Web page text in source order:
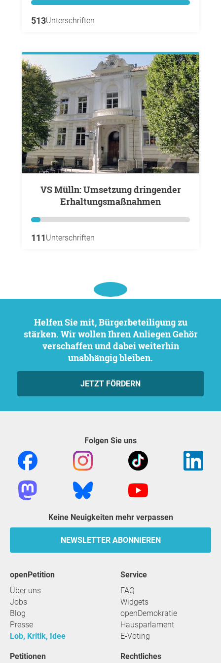
513Unterschriften
VS Mülln: Umsetzung dringender
Erhaltungsmaßnahmen
111 Unterschriften
Helfen Sie mit, Bürgerbeteiligung zu
stärken. Wir wollen Ihren Anliegen Gehör
verschaffen und dabei weiterhin
unabhängig bleiben.
JETZT FÖRDERN
Folgen Sie uns
Keine Neuigkeiten mehr verpassen
NEWSLETTER ABONNIEREN
openPetition
Über uns
Jobs
Blog
Presse
Lob, Kritik, Idee
Service
FAQ
Widgets
openDemokratie
Hausparlament
E-Voting
Petitionen Rechtliches